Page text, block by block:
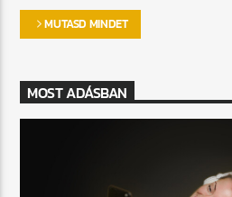
MUTASD MINDET
MOST ADÁSBAN